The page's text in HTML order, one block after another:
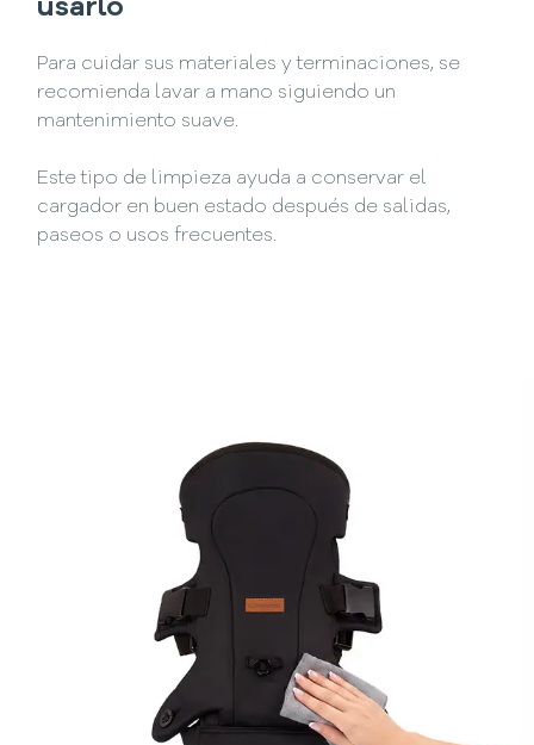
usarlo
Para cuidar sus materiales y terminaciones, se
recomienda lavar a mano siguiendo un
mantenimiento suave.
Este tipo de limpieza ayuda a conservar el
cargador en buen estado después de salidas,
paseos o usos frecuentes.